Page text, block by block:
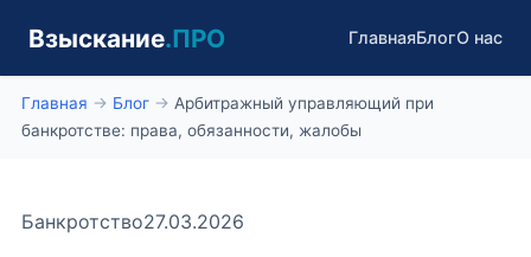
Взыскание.ПРО ГлавнаяБлогО нас
Главная → Блог→ Арбитражный управляющий при
банкротстве: права, обязанности, жалобы
Банкротство27.03.2026